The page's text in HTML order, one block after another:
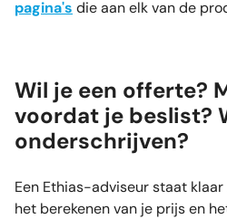
pagina's die aan elk van de
Wil je een offerte?
voordat je beslist?
onderschrijven?
Een Ethias-adviseur staat
het berekenen van je prijs en